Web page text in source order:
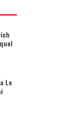
Le